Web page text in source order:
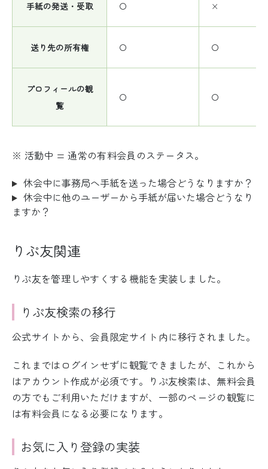
手紙の発送・受取 〇 ×
送り先の所有権 〇 〇
プロフィールの観
覧
〇 〇
※ 活動中 = 通常の有料会員のステータス。
休会中に事務局へ手紙を送った場合どうなりますか？
休会中に他のユーザーから手紙が届いた場合どうなり
ますか？
りぷ友関連
りぷ友を管理しやすくする機能を実装しました。
りぷ友検索の移行
公式サイトから、会員限定サイト内に移行されました。
これまではログインせずに観覧できましたが、これから
はアカウント作成が必須です。りぷ友検索は、無料会員
の方でもご利用いただけますが、一部のページの観覧に
は有料会員になる必要になります。
お気に入り登録の実装